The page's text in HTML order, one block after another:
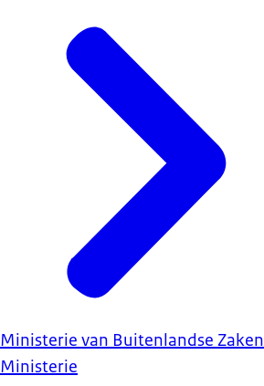
Ministerie van Buitenlandse Zaken
Ministerie